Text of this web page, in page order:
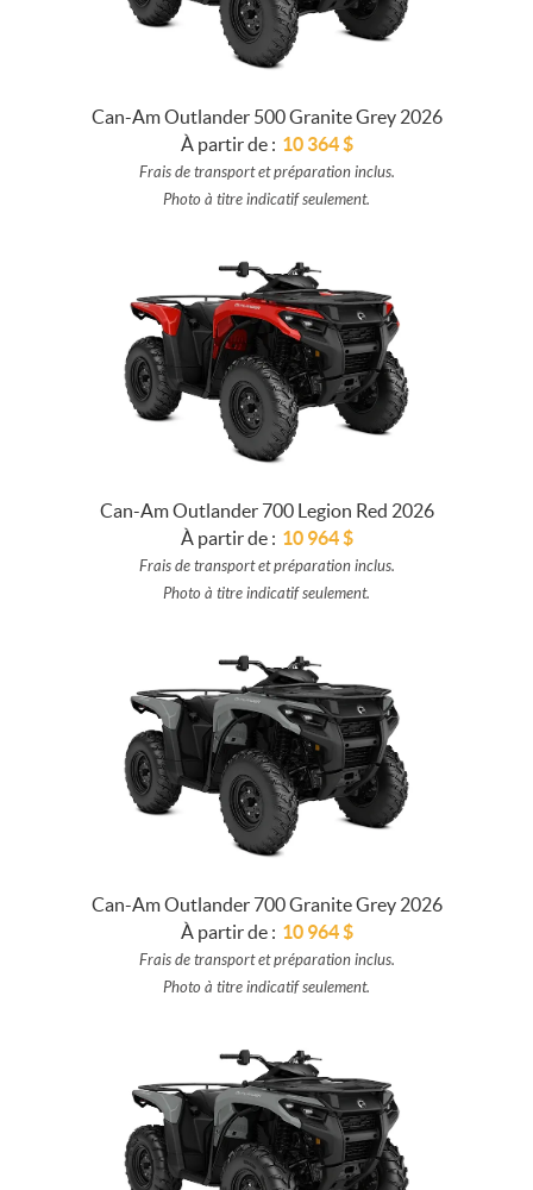
Can-Am Outlander 500 Granite Grey 2026
À partir de : 10 364$
Frais de transport et préparation inclus.
Photo à titre indicatif seulement.
Can-Am Outlander 700 Legion Red 2026
À partir de : 10 964$
Frais de transport et préparation inclus.
Photo à titre indicatif seulement.
Can-Am Outlander 700 Granite Grey 2026
À partir de : 10 964$
Frais de transport et préparation inclus.
Photo à titre indicatif seulement.